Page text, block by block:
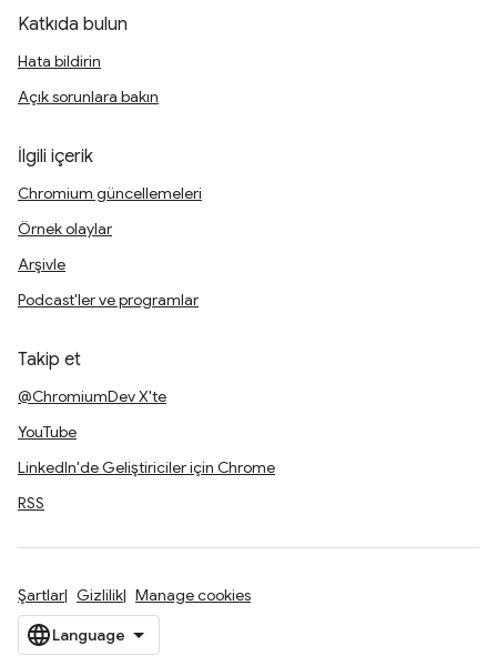
Katkıda bulun
Hata bildirin
Açık sorunlara bakın
İlgili içerik
Chromium güncellemeleri
Örnek olaylar
Arşivle
Podcast'ler ve programlar
Takip et
@ChromiumDev X'te
YouTube
LinkedIn'de Geliştiriciler için Chrome
RSS
Şartlar Gizlilik Manage cookies